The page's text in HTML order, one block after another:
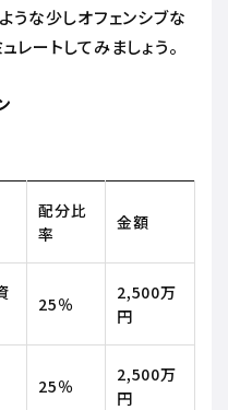
うな少しオフェンシブな
レートしてみましょう。
配分比
率
金額
25％
2,500万
円
25％
2,500万
円